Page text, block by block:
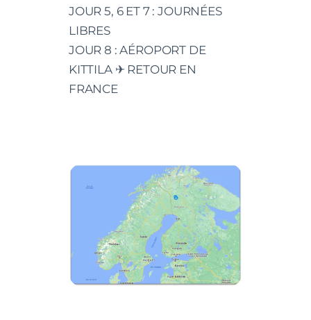
JOUR 5, 6 ET 7 : JOURNÉES
LIBRES
JOUR 8 : AÉROPORT DE
KITTILA ✈ RETOUR EN
FRANCE